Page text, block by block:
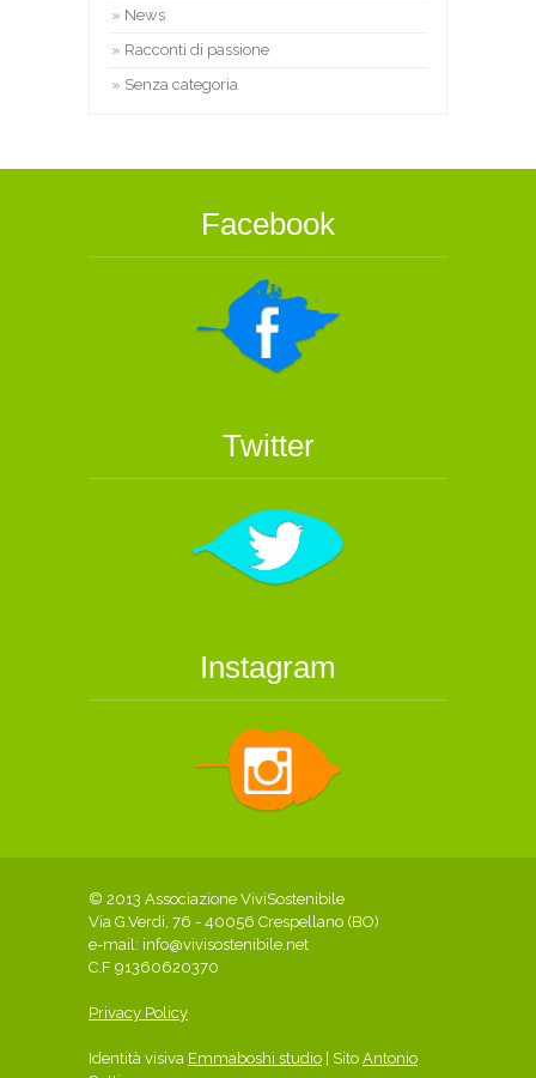
News
Racconti di passione
Senza categoria
Facebook
Twitter
Instagram
© 2013 Associazione ViviSostenibile
Via G.Verdi, 76 - 40056 Crespellano (BO)
e-mail: info@vivisostenibile.net
C.F 91360620370
Privacy Policy
Identità visiva Emmaboshi studio | Sito Antonio